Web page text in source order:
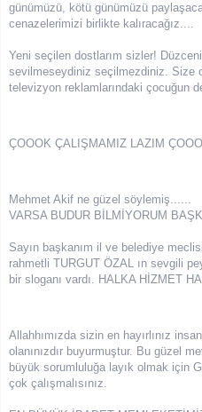
günümüzü, kötü günümüzü
cenazelerimizi birlikte kalıracağız....
Yeni seçilen dostlarım sizler!
sevilmeseydiniz seçilmezdiniz. Size
televizyon reklamlarındaki çocuğun
ÇOOOK ÇALIŞMAMIZ LAZIM
Mehmet Akif ne güzel söylemiş......
VARSA BUDUR BİLMİYORUM
Sayın başkanım il ve belediye
rahmetli TURGUT ÖZAL ın sevgili
bir sloganı vardı. HALKA HİZMET
Allahhımızda sizin en hayırlınız
olanınızdır buyurmuştur. Bu güzel
büyük sorumluluğa layık olmak için
çok çalışmalısınız.